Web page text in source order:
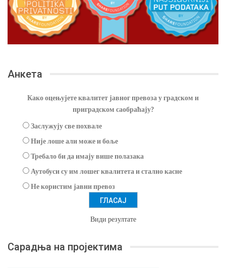
Анкета
Како оцењујете квалитет јавног превоза у градском и
приградском саобраћају?
Заслужују све похвале
Није лоше али може и боље
Требало би да имају више полазака
Аутобуси су им лошег квалитета и стално касне
Не користим јавни превоз
Види резултате
Сарадња на пројектима